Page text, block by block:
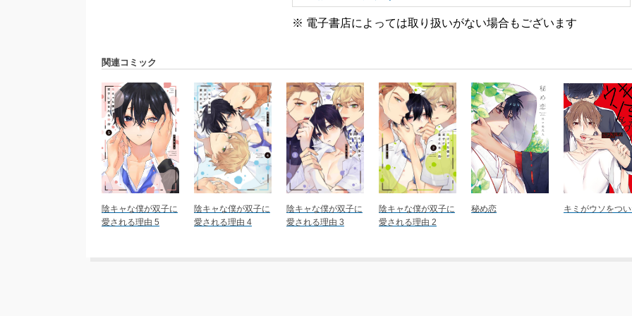
※ 電子書店によっては取り扱いがない場合もございます
関連コミック
陰キャな僕が双子に
愛される理由 5
陰キャな僕が双子に
愛される理由 4
陰キャな僕が双子に
愛される理由 3
陰キャな僕が双子に
愛される理由 2
秘め恋 キミがウソをつ